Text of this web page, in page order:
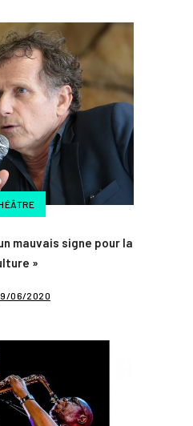
mauvais signe pour la
»
06/2020